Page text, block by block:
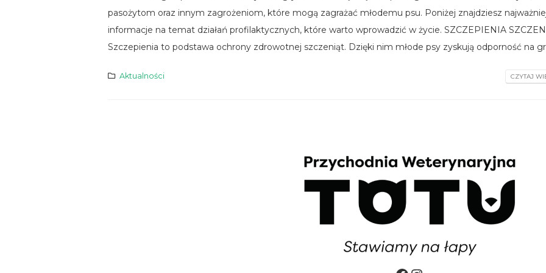
pasożytom oraz innym zagrożeniom, które mogą zagrażać młodemu psu. Poniżej znajdziesz
informacje na temat działań profilaktycznych, które warto wprowadzić w życie. SZCZEPIENIA
Szczepienia to podstawa ochrony zdrowotnej szczeniąt. Dzięki nim młode psy zyskują odporność na
Aktualności CZYTAJ